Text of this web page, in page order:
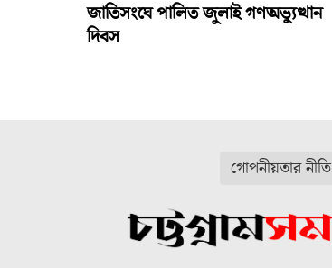
জাতিসংঘে পালিত জুলাই গণঅভ্যুত্থান
দিবস
গোপনীয়তার নীতি